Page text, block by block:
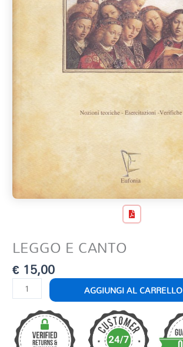
LEGGO E CANTO
€ 15,00
LEGGO
E
CANTO
quantità
AGGIUNGI AL CARRELLO